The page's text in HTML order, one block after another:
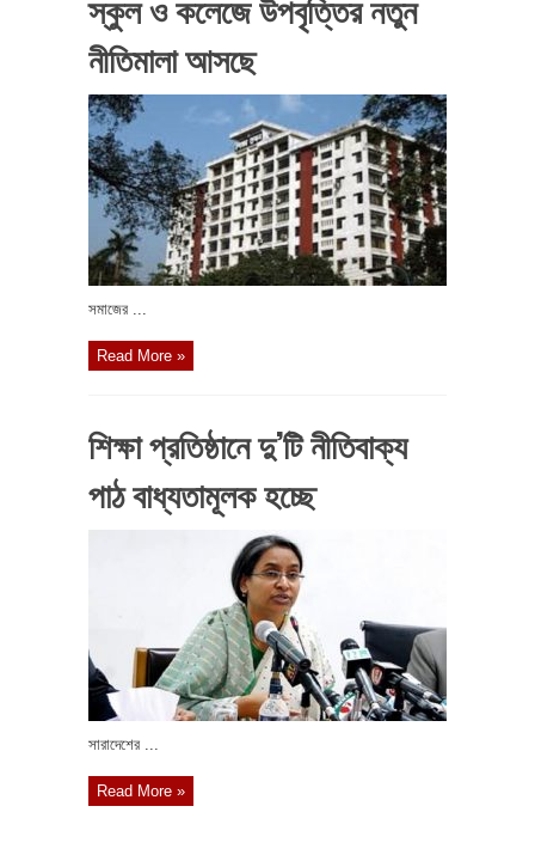
নীতিমালা আসছে
সমাজের ...
Read More »
শিক্ষা প্রতিষ্ঠানে দু’টি নীতিবাক্য
পাঠ বাধ্যতামূলক হচ্ছে
সারাদেশের ...
Read More »